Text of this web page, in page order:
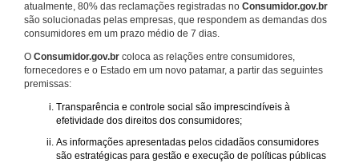
atualmente, 80% das reclamações registradas no Consumidor.gov.br
são solucionadas pelas empresas, que respondem as demandas dos
consumidores em um prazo médio de 7 dias.
O Consumidor.gov.br coloca as relações entre consumidores,
fornecedores e o Estado em um novo patamar, a partir das seguintes
premissas:
Transparência e controle social são imprescindíveis à
efetividade dos direitos dos consumidores;
As informações apresentadas pelos cidadãos consumidores
são estratégicas para gestão e execução de políticas públicas